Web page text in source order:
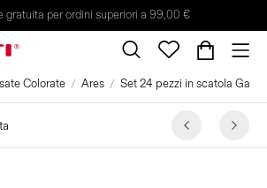
gratuita per ordini superiori a 99,00 €
Colorate Ares Set 24 pezzi in scatola